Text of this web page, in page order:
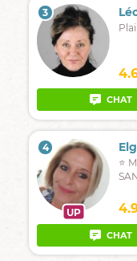
3
CHAT
UP
4
⭐
CHAT